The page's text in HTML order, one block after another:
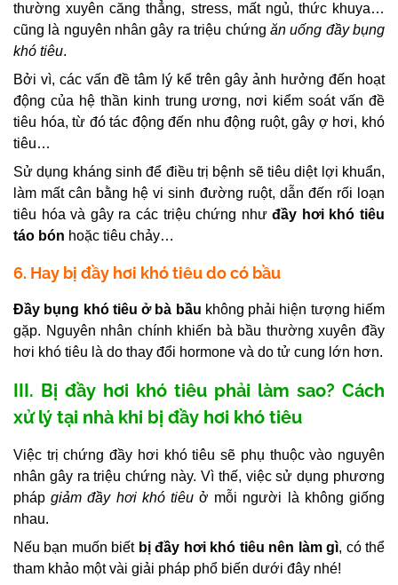
thường xuyên căng thẳng, stress, mất ngủ, thức khuya…
cũng là nguyên nhân gây ra triệu chứng ăn uống đầy bụng
khó tiêu.
Bởi vì, các vấn đề tâm lý kể trên gây ảnh hưởng đến hoạt
động của hệ thần kinh trung ương, nơi kiểm soát vấn đề
tiêu hóa, từ đó tác động đến nhu động ruột, gây ợ hơi, khó
tiêu…
Sử dụng kháng sinh để điều trị bệnh sẽ tiêu diệt lợi khuẩn,
làm mất cân bằng hệ vi sinh đường ruột, dẫn đến rối loạn
tiêu hóa và gây ra các triệu chứng nhưđầy hơi khó tiêu
táo bón hoặc tiêu chảy…
6. Hay bị đầy hơi khó tiêu do có bầu
Đầy bụng khó tiêu ở bà bầu không phải hiện tượng hiếm
gặp. Nguyên nhân chính khiến bà bầu thường xuyên đầy
hơi khó tiêu là do thay đổi hormone và do tử cung lớn hơn.
III. Bị đầy hơi khó tiêu phải làm sao? Cách
xử lý tại nhà khi bị đầy hơi khó tiêu
Việc trị chứng đầy hơi khó tiêusẽ phụ thuộc vào nguyên
nhân gây ra triệu chứng này. Vì thế, việc sử dụng phương
phápgiảm đầy hơi khó tiêu ở mỗi người là không giống
nhau.
Nếu bạn muốn biết bị đầy hơi khó tiêu nên làm gì, có thể
tham khảo một vài giải pháp phổ biến dưới đây nhé!